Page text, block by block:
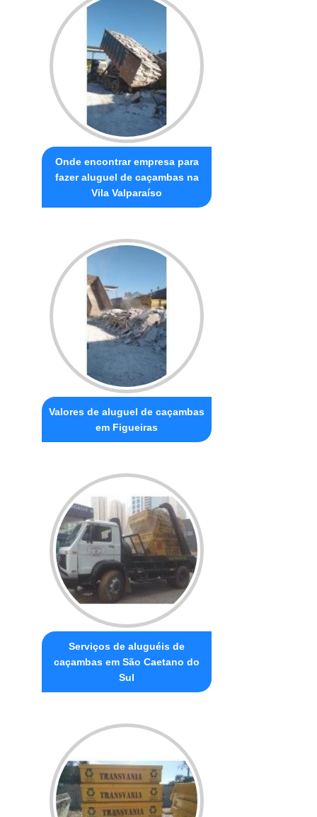
Onde encontrar empresa para
fazer aluguel de caçambas na
Vila Valparaíso
Valores de aluguel de caçambas
em Figueiras
Serviços de aluguéis de
caçambas em São Caetano do
Sul